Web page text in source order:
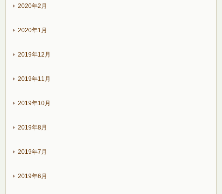
2020年2月
2020年1月
2019年12月
2019年11月
2019年10月
2019年8月
2019年7月
2019年6月